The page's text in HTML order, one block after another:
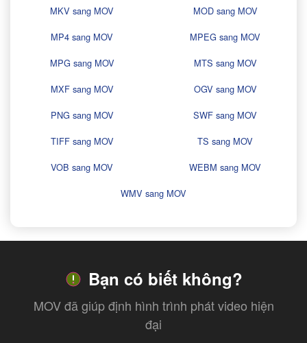
MKV sang MOV
MOD sang MOV
MP4 sang MOV
MPEG sang MOV
MPG sang MOV
MTS sang MOV
MXF sang MOV
OGV sang MOV
PNG sang MOV
SWF sang MOV
TIFF sang MOV
TS sang MOV
VOB sang MOV
WEBM sang MOV
WMV sang MOV
Bạn có biết không?
MOV đã giúp định hình trình phát video hiện
đại